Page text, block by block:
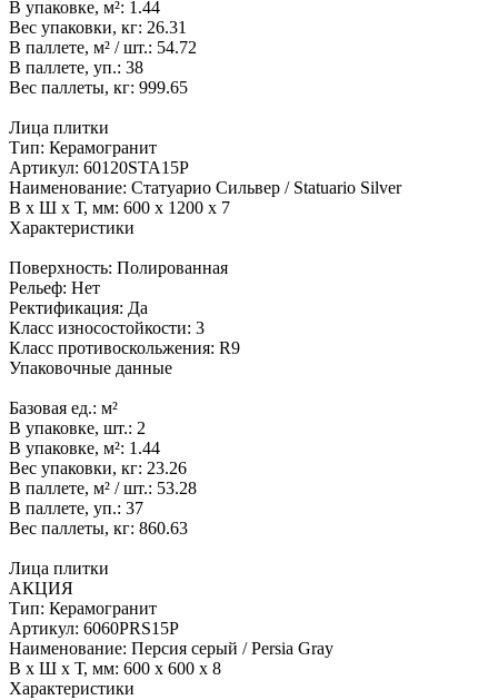
В упаковке, м²: 1.44
Вес упаковки, кг: 26.31
В паллете, м² / шт.: 54.72
В паллете, уп.: 38
Вес паллеты, кг: 999.65
Лица плитки
Тип: Керамогранит
Артикул: 60120STA15P
Наименование: Статуарио Сильвер / Statuario Silver
В x Ш x Т, мм: 600 x 1200 x 7
Характеристики
Поверхность: Полированная
Рельеф: Нет
Ректификация: Да
Класс износостойкости: 3
Класс противоскольжения: R9
Упаковочные данные
Базовая ед.: м²
В упаковке, шт.: 2
В упаковке, м²: 1.44
Вес упаковки, кг: 23.26
В паллете, м² / шт.: 53.28
В паллете, уп.: 37
Вес паллеты, кг: 860.63
Лица плитки
АКЦИЯ
Тип: Керамогранит
Артикул: 6060PRS15P
Наименование: Персия серый / Persia Gray
В x Ш x Т, мм: 600 x 600 x 8
Характеристики